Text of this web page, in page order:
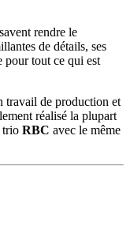
rendre le
de détails, ses
pour tout ce qui est
travail de production et
réalisé la plupart
trio RBC avec le même